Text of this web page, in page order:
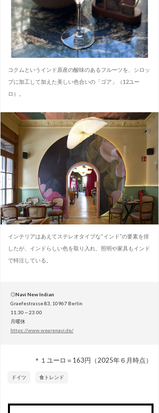
コクムというインド原産の酸味のあるフルーツを、シロッ
プに加工して加えた美しい色合いの「ゴア」（12ユー
ロ）。
インテリアはあえてステレオタイプな“インド”の要素を排
したが、インドらしい色を取り入れ、照明や家具もインド
で特注している。
◎Navi New Indian
Graefestrasse 83, 10967 Berlin
11:30～23:00
月曜休
https://www.wearenavi.de/
＊１ユーロ＝163円（2025年６月時点）
ドイツ 食トレンド